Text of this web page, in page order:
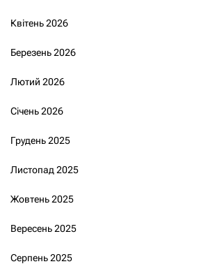
Квітень 2026
Березень 2026
Лютий 2026
Січень 2026
Грудень 2025
Листопад 2025
Жовтень 2025
Вересень 2025
Серпень 2025